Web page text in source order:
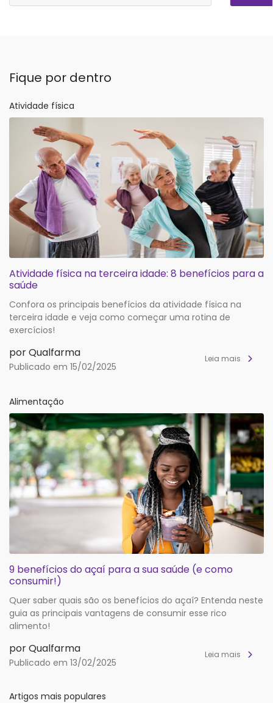
Fique por dentro
Atividade física
Atividade física na terceira idade: 8 benefícios para a
saúde
Confora os principais benefícios da atividade física na
terceira idade e veja como começar uma rotina de
exercícios!
por Qualfarma
Publicado em 15/02/2025
Leia mais
Alimentação
9 benefícios do açaí para a sua saúde (e como
consumir!)
Quer saber quais são os benefícios do açaí? Entenda neste
guia as principais vantagens de consumir esse rico
alimento!
por Qualfarma
Publicado em 13/02/2025
Leia mais
Artigos mais populares